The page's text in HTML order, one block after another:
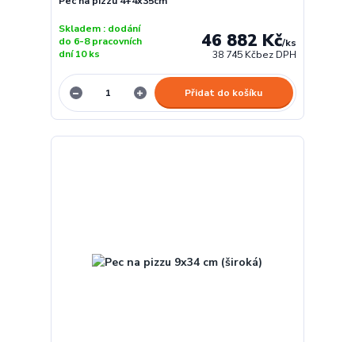
46 882 Kč/ks
38 745 Kčbez DPH
Skladem : dodání
do 6-8 pracovních
dní 10 ks
Přidat do košíku